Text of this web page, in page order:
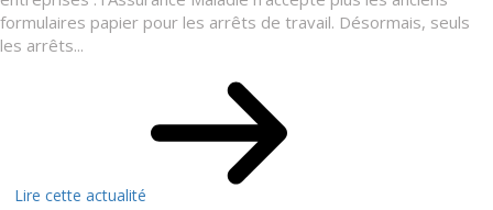
formulaires papier pour les arrêts de travail. Désormais, seuls
les arrêts...
Lire cette actualité